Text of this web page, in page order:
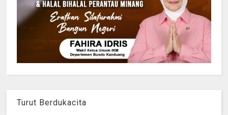
Turut Berdukacita